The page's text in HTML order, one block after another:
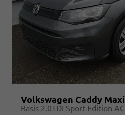
Volkswagen Caddy Maxi